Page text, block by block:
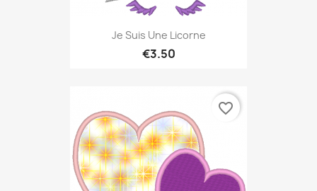
Je Suis Une Licorne
€3.50
favorite_border